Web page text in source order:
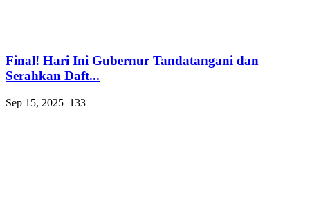
Final! Hari Ini Gubernur Tandatangani dan
Serahkan Daft...
Sep 15, 2025 133